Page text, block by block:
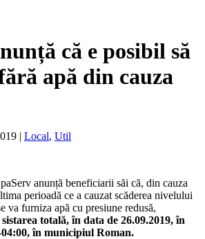
că e posibil să
apă din cauza
| Local, Util
anunță beneficiarii săi că, din cauza
perioadă ce a cauzat scăderea nivelului
va furniza apă cu presiune redusă,
totală, în data de 26.09.2019, în
în municipiul Roman.